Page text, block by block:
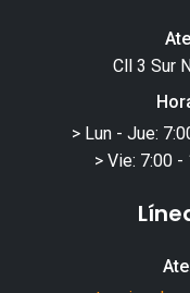
Cll 3 Sur
> Lun - Jue:
> Vie: 7:00 -